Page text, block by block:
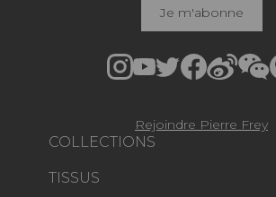
COLLECTIONS
TISSUS
Je m'abonne
Rejoindre Pierre Frey